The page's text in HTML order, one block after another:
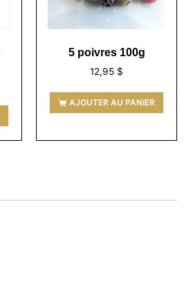
5 poivres 100g
12,95 $
AJOUTER AU PANIER